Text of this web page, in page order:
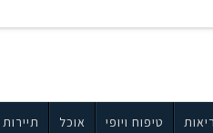
טיפוח ויופי אוכל תיירות